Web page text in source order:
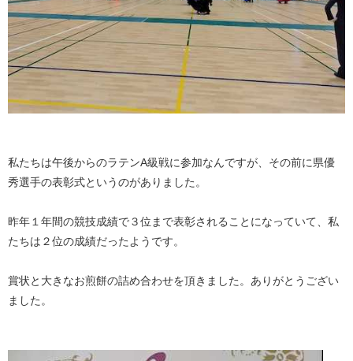
私たちは午後からのラテンA級戦に参加なんですが、その前に県優
秀選手の表彰式というのがありました。
昨年１年間の競技成績で３位まで表彰されることになっていて、私
たちは２位の成績だったようです。
賞状と大きなお煎餅の詰め合わせを頂きました。ありがとうござい
ました。